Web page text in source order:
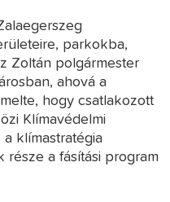
parkokba,
Zoltán polgármester
ahová a
hogy csatlakozott
Klímavédelmi
klímastratégia
része a fásítási program